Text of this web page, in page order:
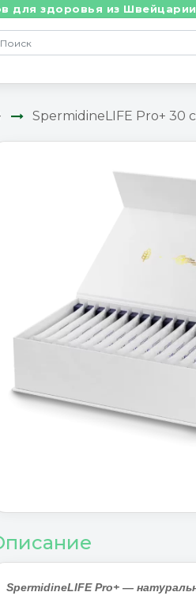
из Швейцарии! •
SpermidineLIFE Pro+ 30
SpermidineLIFE Pro+ —